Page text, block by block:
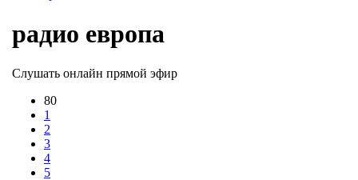
радио европа
Слушать онлайн прямой эфир
80
1
2
3
4
5